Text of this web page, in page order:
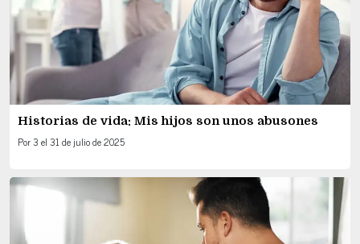
Historias de vida: Mis hijos son unos abusones
Por3 el 31 de julio de 2025